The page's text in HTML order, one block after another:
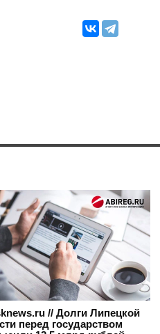
// Долги Липецкой
перед государством